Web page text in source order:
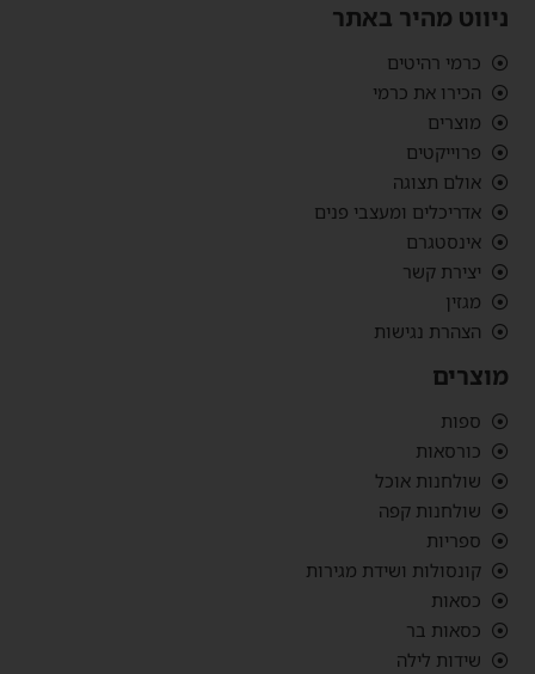
ניווט מהיר באתר
כרמי רהיטים
הכירו את כרמי
מוצרים
פרוייקטים
אולם תצוגה
אדריכלים ומעצבי פנים
אינסטגרם
יצירת קשר
מגזין
הצהרת נגישות
מוצרים
ספות
כורסאות
שולחנות אוכל
שולחנות קפה
ספריות
קונסולות ושידת מגירות
כסאות
כסאות בר
שידות לילה